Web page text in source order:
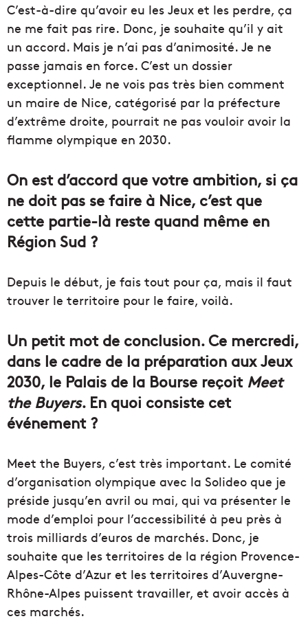
C’est-à-dire qu’avoir eu les Jeux et les perdre, ça
ne me fait pas rire. Donc, je souhaite qu’il y ait
un accord. Mais je n’ai pas d’animosité. Je ne
passe jamais en force. C’est un dossier
exceptionnel. Je ne vois pas très bien comment
un maire de Nice, catégorisé par la préfecture
d’extrême droite, pourrait ne pas vouloir avoir la
flamme olympique en 2030.
On est d’accord que votre ambition, si ça
ne doit pas se faire à Nice, c’est que
cette partie-là reste quand même en
Région Sud ?
Depuis le début, je fais tout pour ça, mais il faut
trouver le territoire pour le faire, voilà.
Un petit mot de conclusion. Ce mercredi,
dans le cadre de la préparation aux Jeux
2030, le Palais de la Bourse reçoit Meet
the Buyers. En quoi consiste cet
événement ?
Meet the Buyers, c’est très important. Le comité
d’organisation olympique avec la Solideo que je
préside jusqu’en avril ou mai, qui va présenter le
mode d’emploi pour l’accessibilité à peu près à
trois milliards d’euros de marchés. Donc, je
souhaite que les territoires de la région Provence-
Alpes-Côte d’Azur et les territoires d’Auvergne-
Rhône-Alpes puissent travailler, et avoir accès à
ces marchés.